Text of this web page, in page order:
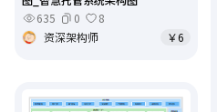
635
0
8
资深架构师
￥6